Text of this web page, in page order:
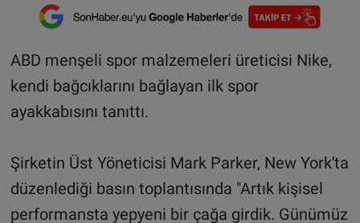
ABD menşeli spor malzemeleri üreticisi Nike,
kendi bağcıklarını bağlayan ilk spor
ayakkabısını tanıttı.
Şirketin Üst Yöneticisi Mark Parker, New York'ta
düzenlediği basın toplantısında "Artık kişisel
performansta yepyeni bir çağa girdik. Günümüz